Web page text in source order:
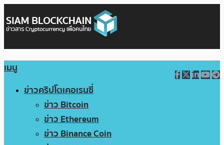
เมนู
ข่าวคริปโตเคอเรนซี่
ข่าว Bitcoin
ข่าว Ethereum
ข่าว Binance Coin